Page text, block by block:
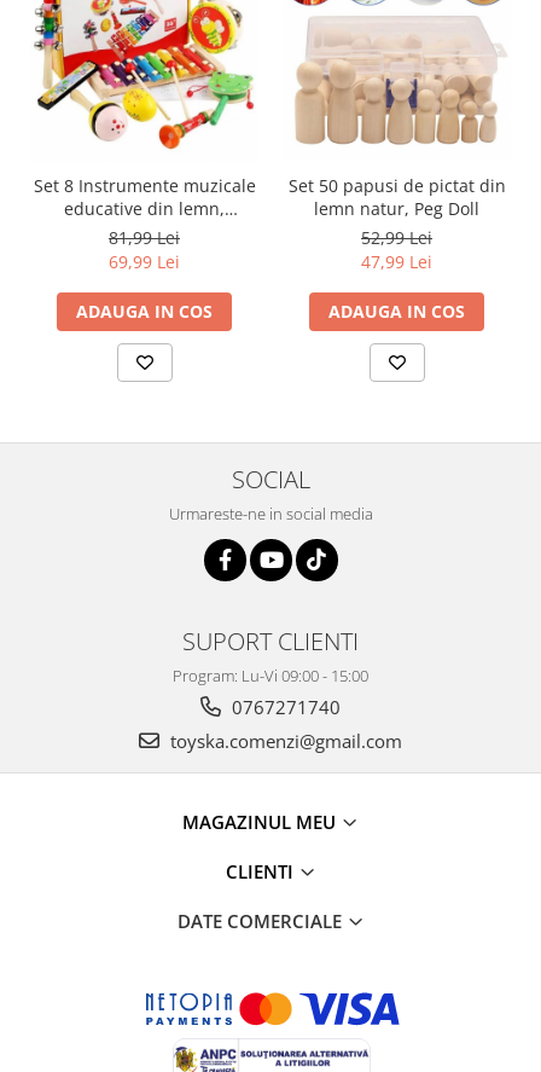
Set 8 Instrumente muzicale
educative din lemn,
multicolor
81,99 Lei
69,99 Lei
ADAUGA IN COS
Set 50 papusi de pictat din
lemn natur, Peg Doll
52,99 Lei
47,99 Lei
ADAUGA IN COS
SOCIAL
Urmareste-ne in social media
SUPORT CLIENTI
Program: Lu-Vi 09:00 - 15:00
0767271740
toyska.comenzi@gmail.com
MAGAZINUL MEU
CLIENTI
DATE COMERCIALE